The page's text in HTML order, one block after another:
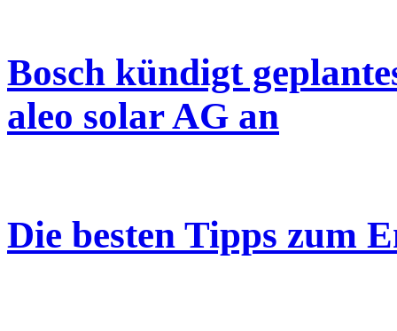
Bosch kündigt
aleo solar AG an
Die besten Tipps zum